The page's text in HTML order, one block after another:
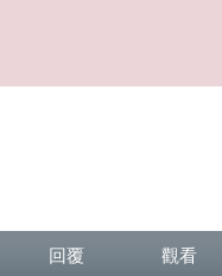
回覆 觀看